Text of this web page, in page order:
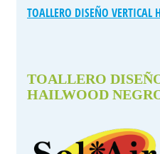
TOALLERO DISEÑO
TOALLERO
HAILWOOD